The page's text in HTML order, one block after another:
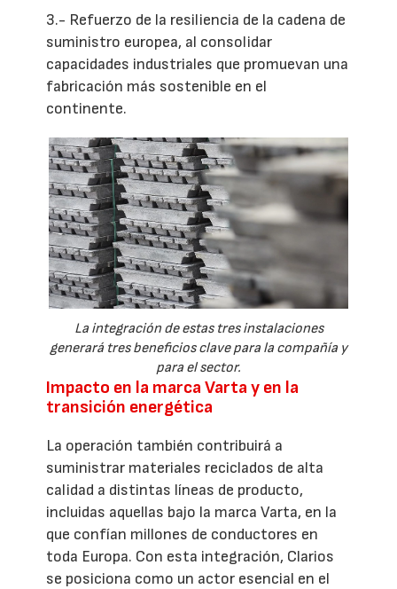
3.- Refuerzo de la resiliencia de la cadena de
suministro europea, al consolidar
capacidades industriales que promuevan una
fabricación más sostenible en el
continente.
La integración de estas tres instalaciones
generará tres beneficios clave para la compañía y
para el sector.
Impacto en la marca Varta y en la
transición energética
La operación también contribuirá a
suministrar materiales reciclados de alta
calidad a distintas líneas de producto,
incluidas aquellas bajo la marca Varta, en la
que confían millones de conductores en
toda Europa. Con esta integración, Clarios
se posiciona como un actor esencial en el